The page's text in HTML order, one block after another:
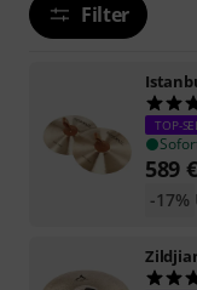
Filter
TOP-
589 €
-17%